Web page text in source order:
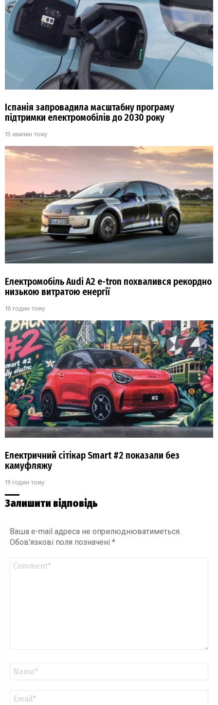
Іспанія запровадила масштабну програму
підтримки електромобілів до 2030 року
15 хвилин тому
Електромобіль Audi A2 e-tron похвалився рекордно
низькою витратою енергії
18 годин тому
Електричний сітікар Smart #2 показали без
камуфляжу
19 годин тому
Залишити відповідь
Ваша e-mail адреса не оприлюднюватиметься.
Обов’язкові поля позначені *
Коментар